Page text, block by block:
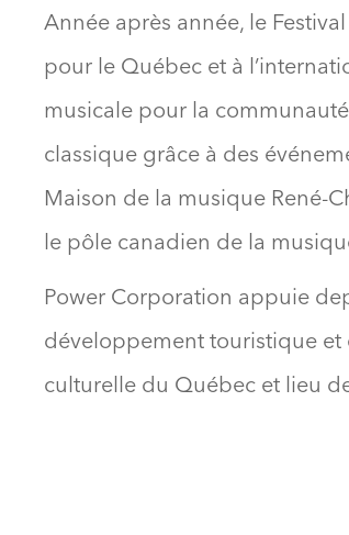
Année après année, le
pour le Québec et à
musicale pour la
classique grâce à des
Maison de la musique René-
le pôle canadien de la
Power Corporation appuie
développement touristique et
culturelle du Québec et lieu